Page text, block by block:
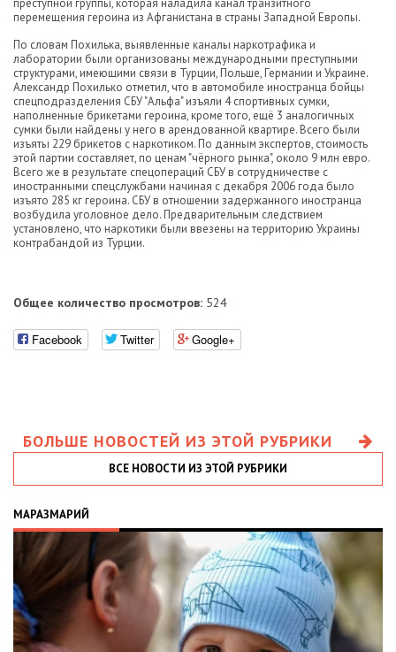
преступной группы, которая наладила канал транзитного
перемещения героина из Афганистана в страны Западной Европы.
По словам Похилька, выявленные каналы наркотрафика и
лаборатории были организованы международными преступными
структурами, имеющими связи в Турции, Польше, Германии и Украине.
Александр Похилько отметил, что в автомобиле иностранца бойцы
спецподразделения СБУ "Альфа" изъяли 4 спортивных сумки,
наполненные брикетами героина, кроме того, ещё 3 аналогичных
сумки были найдены у него в арендованной квартире. Всего были
изъяты 229 брикетов с наркотиком. По данным экспертов, стоимость
этой партии составляет, по ценам "чёрного рынка", около 9 млн евро.
Всего же в результате спецопераций СБУ в сотрудничестве с
иностранными спецслужбами начиная с декабря 2006 года было
изъято 285 кг героина. СБУ в отношении задержанного иностранца
возбудила уголовное дело. Предварительным следствием
установлено, что наркотики были ввезены на территорию Украины
контрабандой из Турции.
Общее количество просмотров: 524
Facebook Twitter Google+
БОЛЬШЕ НОВОСТЕЙ ИЗ ЭТОЙ РУБРИКИ
ВСЕ НОВОСТИ ИЗ ЭТОЙ РУБРИКИ
МАРАЗМАРИЙ